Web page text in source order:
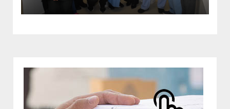
laparoscópicas